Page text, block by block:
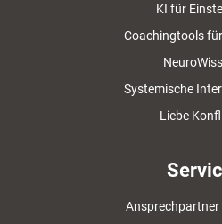
KI für
Coachingtools
Systemische
Liebe